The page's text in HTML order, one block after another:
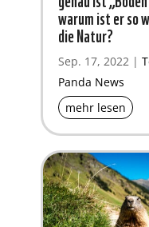
warum ist er so
die Natur?
Sep. 17, 2022 |
Panda News
mehr lesen